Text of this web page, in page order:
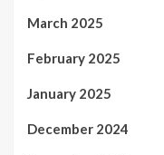
March 2025
February 2025
January 2025
December 2024